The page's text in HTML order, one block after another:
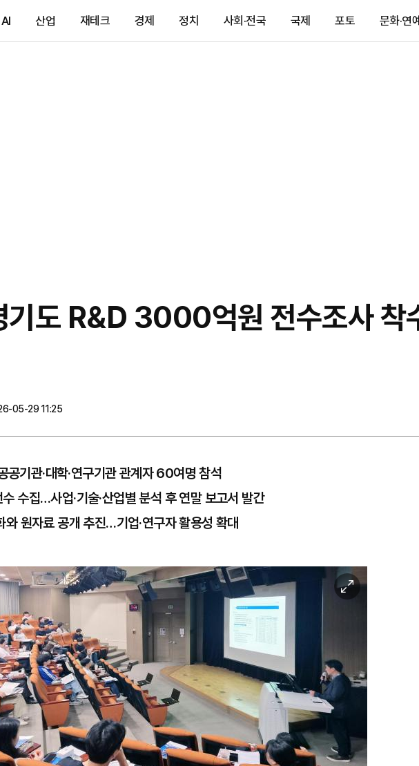
AI 산업 재테크 경제 정치 사회·전국 국제 포토 문화·연예
기도 R&D 3000억원 전수조사
05-29 11:25
공기관·대학·연구기관 관계자 60여명 참석
수집…사업·기술·산업별 분석 후 연말 보고서 발간
원자료 공개 추진…기업·연구자 활용성 확대
이
미
대